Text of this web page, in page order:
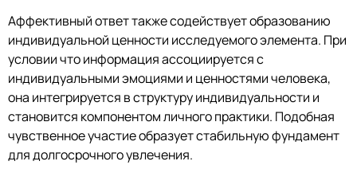
Аффективный ответ также содействует образованию
индивидуальной ценности исследуемого элемента. При
условии что информация ассоциируется с
индивидуальными эмоциями и ценностями человека,
она интегрируется в структуру индивидуальности и
становится компонентом личного практики. Подобная
чувственное участие образует стабильную фундамент
для долгосрочного увлечения.